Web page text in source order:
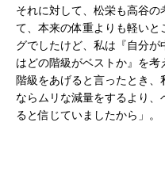
それに対して、松栄も高谷
て、本来の体重よりも軽い
グでしたけど、私は『自分
はどの階級がベストか』を
階級をあげると言ったとき
ならムリな減量をするより
ると信じていましたから」。